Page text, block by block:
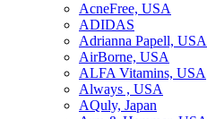
AcneFree, USA
ADIDAS
Adrianna Papell, USA
AirBorne, USA
ALFA Vitamins, USA
Always , USA
AQuly, Japan